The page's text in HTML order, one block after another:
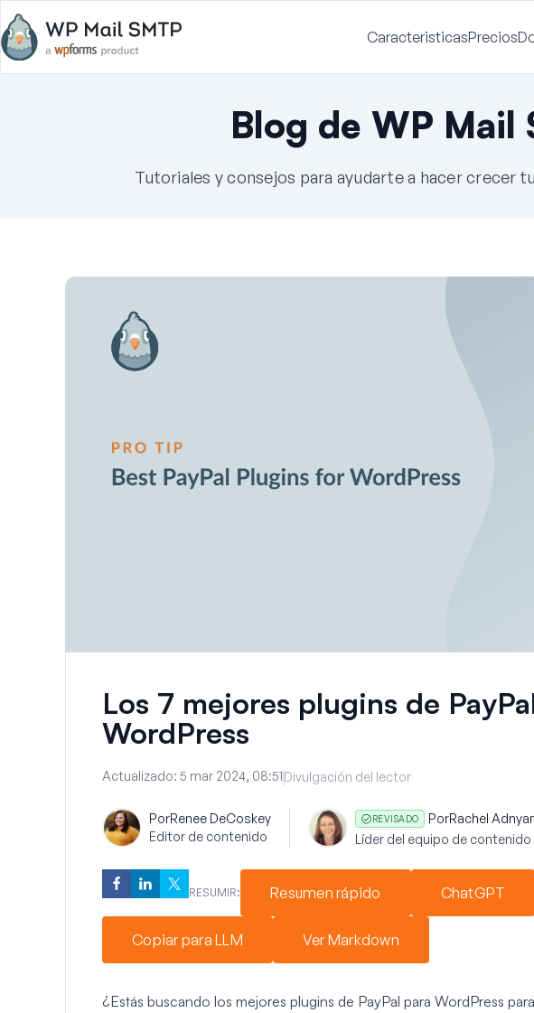
CaracteristicasPrecios
Blog de WP Mail
Tutoriales y consejos para ayudarte a hacer crecer
Los 7 mejores plugins de
WordPress
Actualizado: 5 mar 2024, 08:51Divulgación del lector
PorRenee DeCoskey
Editor de contenido
REVISADO PorRachel
Líder del equipo de contenido
RESUMIR: Resumen rápido ChatGPT
Copiar para LLM Ver Markdown
¿Estás buscando los mejores plugins de PayPal para WordPress